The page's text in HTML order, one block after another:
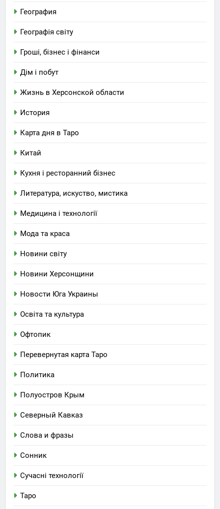
География
Географія світу
Гроші, бізнес і фінанси
Дім і побут
Жизнь в Херсонской области
История
Карта дня в Таро
Китай
Кухня і ресторанний бізнес
Литература, искуство, мистика
Медицина і технології
Мода та краса
Новини світу
Новини Херсонщини
Новости Юга Украины
Освіта та культура
Офтопик
Перевернутая карта Таро
Политика
Полуостров Крым
Северный Кавказ
Слова и фразы
Сонник
Сучасні технології
Таро